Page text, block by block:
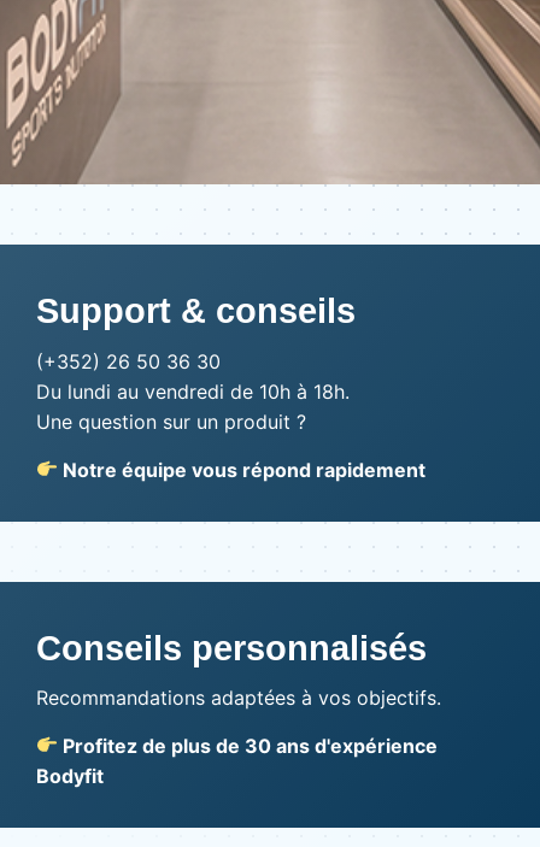
Support & conseils
(+352) 26 50 36 30
Du lundi au vendredi de 10h à 18h.
Une question sur un produit ?
Notre équipe vous répond rapidement
Conseils personnalisés
Recommandations adaptées à vos objectifs.
Profitez de plus de 30 ans d'expérience
Bodyfit